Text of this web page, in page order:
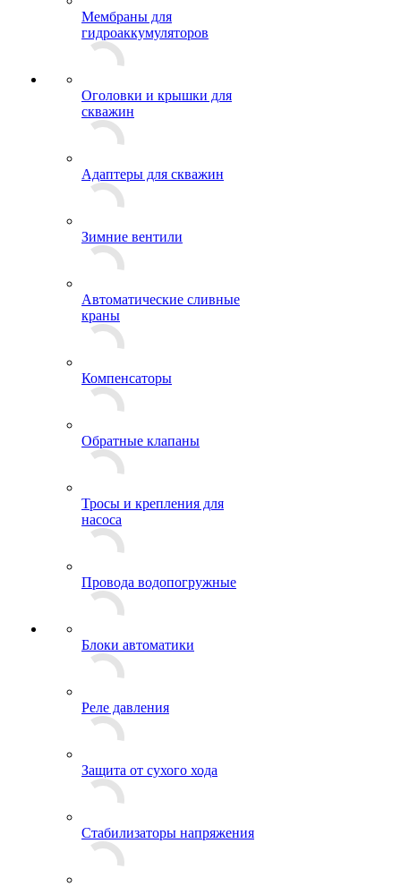
Мембраны для
гидроаккумуляторов
Оголовки и крышки для
скважин
Адаптеры для скважин
Зимние вентили
Автоматические сливные
краны
Компенсаторы
Обратные клапаны
Тросы и крепления для
насоса
Провода водопогружные
Блоки автоматики
Реле давления
Защита от сухого хода
Стабилизаторы напряжения